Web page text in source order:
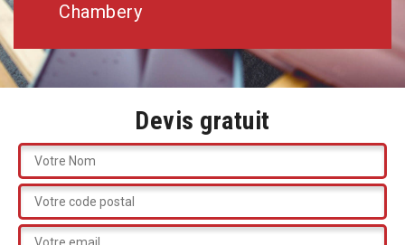
Chambery
Devis gratuit